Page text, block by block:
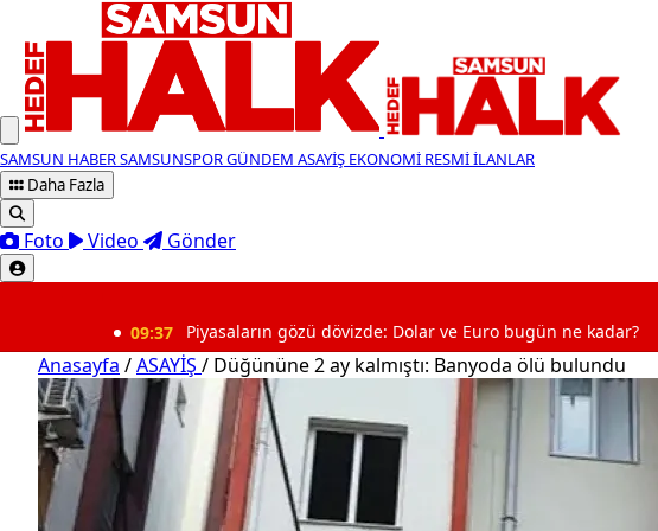
SAMSUN HABERSAMSUNSPORGÜNDEM ASAYİŞ EKONOMİ RESMİ İLANLAR
Daha Fazla
Foto Video Gönder
Piyasaların gözü dövizde: Dolar ve Euro bugün ne kadar? 09:25
Anasayfa /ASAYİŞ / Düğününe 2 ay kalmıştı: Banyoda ölü bulundu